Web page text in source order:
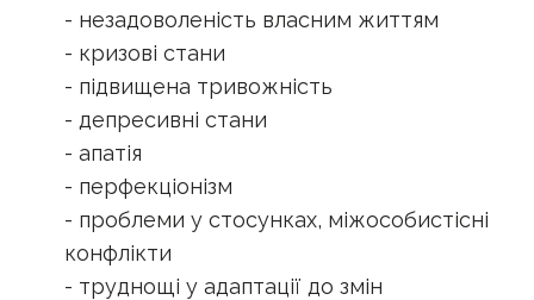
- незадоволеність власним життям
- кризові стани
- підвищена тривожність
- депресивні стани
- апатія
- перфекціонізм
- проблеми у стосунках, міжособистісні
конфлікти
- труднощі у адаптації до змін